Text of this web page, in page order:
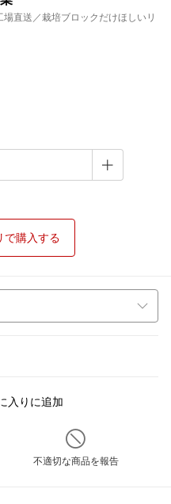
場直送／栽培ブロックだけほしいリ
で購入する
入りに追加
不適切な商品を報告